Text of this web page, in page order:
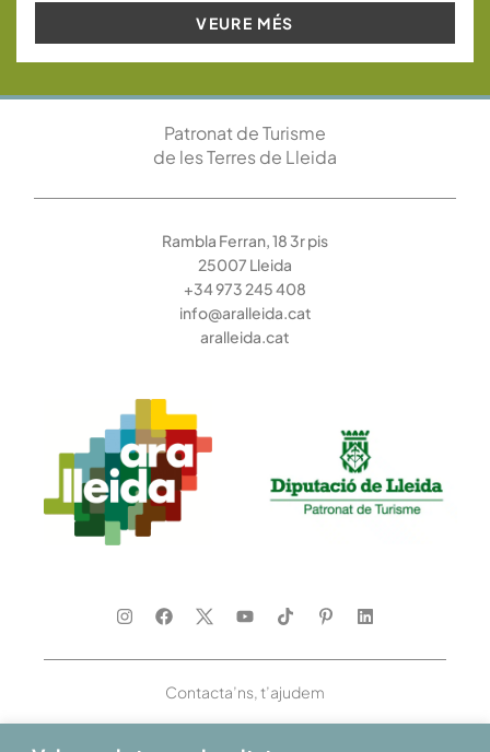
VEURE MÉS
Patronat de Turisme
de les Terres de Lleida
Rambla Ferran, 18 3r pis
25007 Lleida
+34 973 245 408
info@aralleida.cat
aralleida.cat
Contacta’ns, t’ajudem